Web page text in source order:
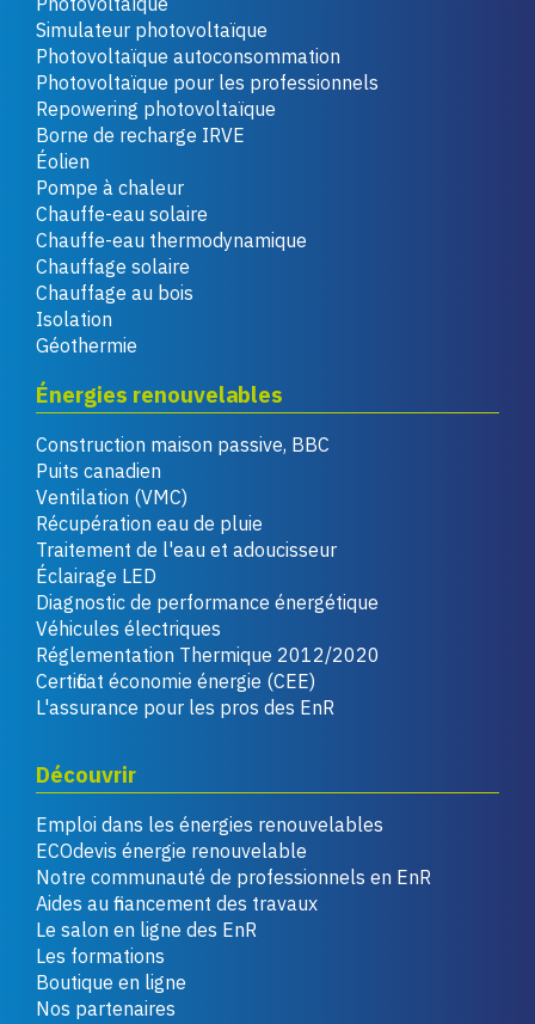
Simulateur photovoltaïque
Photovoltaïque autoconsommation
Photovoltaïque pour les professionnels
Repowering photovoltaïque
Borne de recharge IRVE
Éolien
Pompe à chaleur
Chauffe-eau solaire
Chauffe-eau thermodynamique
Chauffage solaire
Chauffage au bois
Isolation
Géothermie
Énergies renouvelables
Construction maison passive, BBC
Puits canadien
Ventilation (VMC)
Récupération eau de pluie
Traitement de l'eau et adoucisseur
Éclairage LED
Diagnostic de performance énergétique
Véhicules électriques
Réglementation Thermique 2012/2020
Certificat économie énergie (CEE)
L'assurance pour les pros des EnR
Découvrir
Emploi dans les énergies renouvelables
ECOdevis énergie renouvelable
Notre communauté de professionnels en EnR
Aides au financement des travaux
Le salon en ligne des EnR
Les formations
Boutique en ligne
Nos partenaires